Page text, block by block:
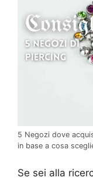
5 Negozi dove
in base a cosa
Se sei alla